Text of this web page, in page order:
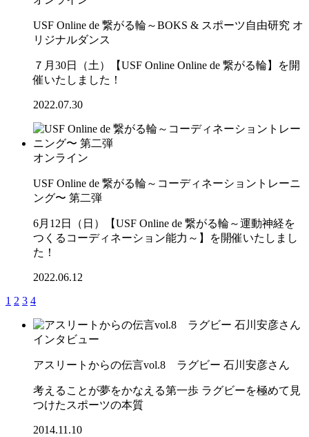
USF Online de 繋がる輪～BOKS & スポーツ自由研究 オ
リジナルダンス
７月30日（土）【USF Online Online de 繋がる輪】を開
催いたしました！
2022.07.30
オンライン
USF Online de 繋がる輪～コーディネーショントレーニ
ング〜 第二弾
6月12日（日）【USF Online de 繋がる輪～運動神経を
つくるコーディネーション能力～】を開催いたしまし
た！
2022.06.12
1 2 3 4
インタビュー
アスリートからの伝言vol.8 ラグビー 石川安彦さん
考えることが夢をかなえる第一歩 ラグビーを極めて見
つけたスポーツの本質
2014.11.10